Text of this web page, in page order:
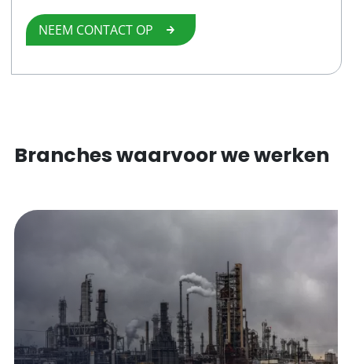
NEEM CONTACT OP
Branches waarvoor we werken